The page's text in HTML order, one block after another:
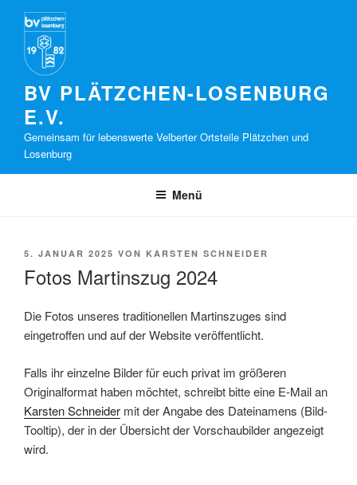
Inhalt
springen
BV PLÄTZCHEN-LOSENBURG
E.V.
Gemeinsam für lebenswerte Velberter Ortsteile Plätzchen und
Losenburg
Menü
VERÖFFENTLICHT
5. JANUAR 2025 VON KARSTEN SCHNEIDER
Fotos Martinszug 2024
Die Fotos unseres traditionellen Martinszuges sind
eingetroffen und auf der Website veröffentlicht.
Falls ihr einzelne Bilder für euch privat im größeren
Originalformat haben möchtet, schreibt bitte eine E-Mail an
Karsten Schneider mit der Angabe des Dateinamens (Bild-
Tooltip), der in der Übersicht der Vorschaubilder angezeigt
wird.